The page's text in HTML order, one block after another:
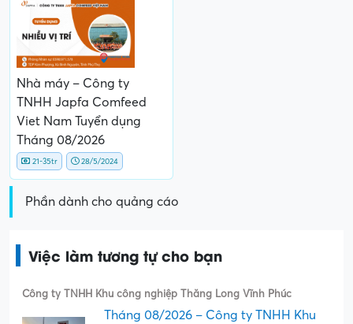
Nhà máy – Công ty
TNHH Japfa Comfeed
Viet Nam Tuyển dụng
Tháng 08/2026
21-35tr 28/5/2024
Phần dành cho quảng cáo
Việc làm tương tự cho bạn
Công ty TNHH Khu công nghiệp Thăng Long Vĩnh Phúc
Tháng 08/2026 – Công ty TNHH Khu